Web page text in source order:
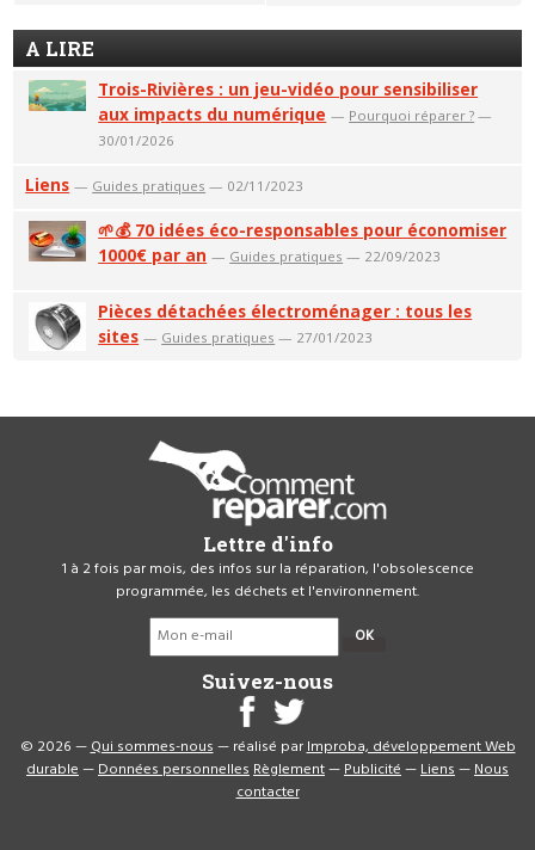
A LIRE
Trois-Rivières : un jeu-vidéo pour sensibiliser
aux impacts du numérique — Pourquoi réparer ? —
30/01/2026
Liens — Guides pratiques — 02/11/2023
🌱💰 70 idées éco-responsables pour économiser
1000€ par an — Guides pratiques — 22/09/2023
Pièces détachées électroménager : tous les
sites — Guides pratiques — 27/01/2023
Lettre d'info
1 à 2 fois par mois, des infos sur la réparation, l'obsolescence
programmée, les déchets et l'environnement.
OK
Suivez-nous
© 2026 —Qui sommes-nous— réalisé parImproba, développement Web
durable—Données personnellesRèglement—Publicité—Liens—Nous
contacter